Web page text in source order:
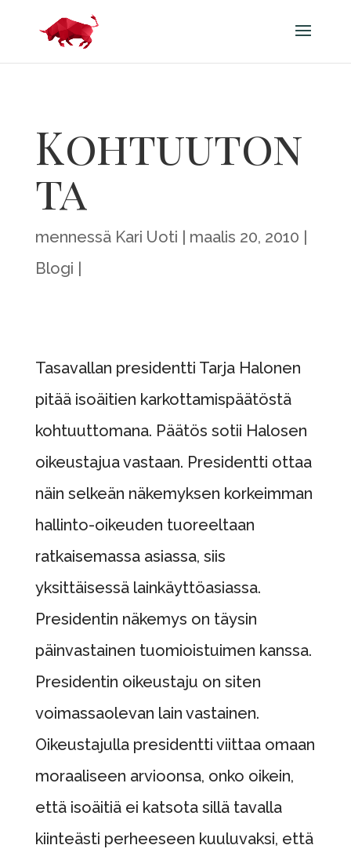
Kohtuuton
ta
mennessä Kari Uoti
maalis 20, 2010
Blogi
Tasavallan presidentti Tarja Halonen
pitää isoäitien karkottamispäätöstä
kohtuuttomana. Päätös sotii Halosen
oikeustajua vastaan. Presidentti ottaa
näin selkeän näkemyksen korkeimman
hallinto-oikeuden tuoreeltaan
ratkaisemassa asiassa, siis
yksittäisessä lainkäyttöasiassa.
Presidentin näkemys on täysin
päinvastainen tuomioistuimen kanssa.
Presidentin oikeustaju on siten
voimassaolevan lain vastainen.
Oikeustajulla presidentti viittaa omaan
moraaliseen arvioonsa, onko oikein,
että isoäitiä ei katsota sillä tavalla
kiinteästi perheeseen kuuluvaksi, että